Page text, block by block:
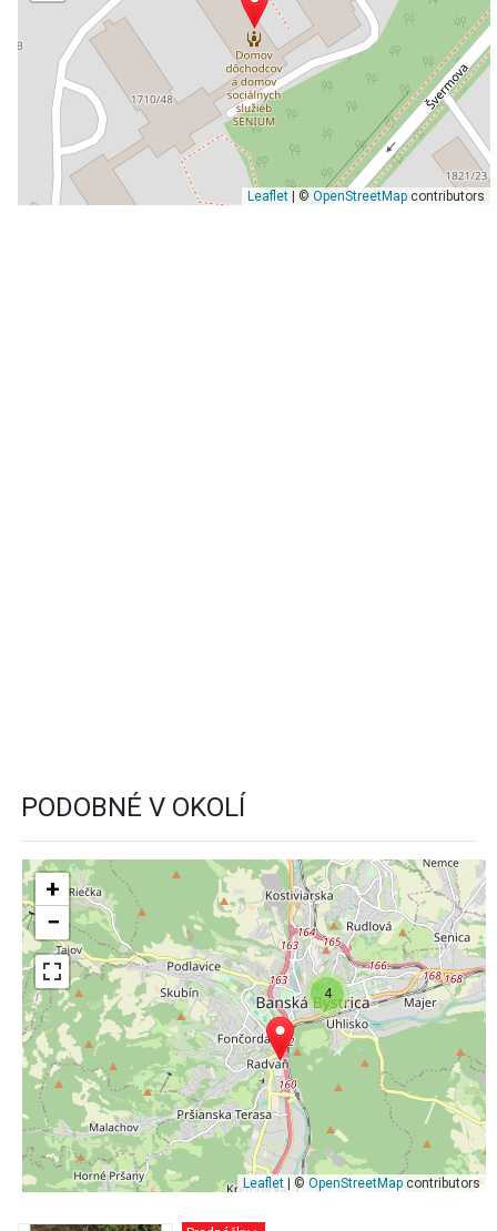
Leaflet| © OpenStreetMapcontributors
PODOBNÉ V OKOLÍ
4
+
−
Leaflet| © OpenStreetMap contributors